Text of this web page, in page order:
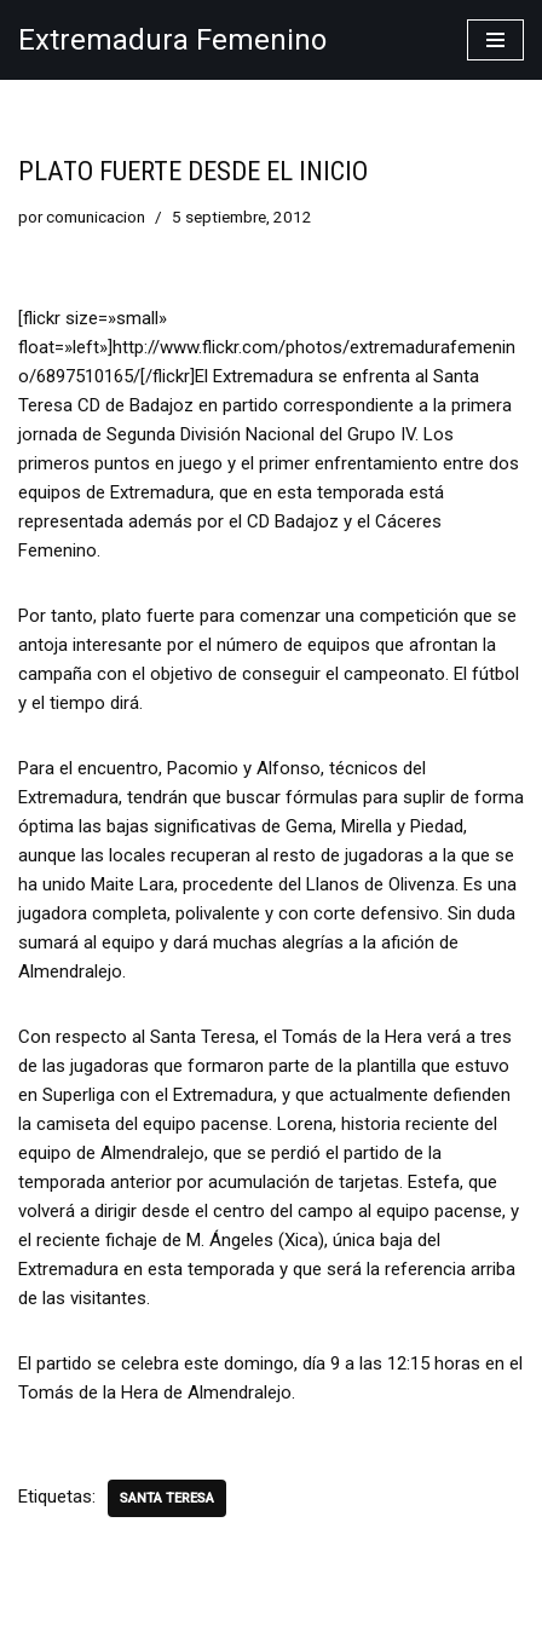
Extremadura Femenino
PLATO FUERTE DESDE EL INICIO
porcomunicacion 5 septiembre, 2012
[flickr size=»small»
float=»left»]http://www.flickr.com/photos/extremadurafemenin
o/6897510165/[/flickr]El Extremadura se enfrenta al Santa
Teresa CD de Badajoz en partido correspondiente a la primera
jornada de Segunda División Nacional del Grupo IV. Los
primeros puntos en juego y el primer enfrentamiento entre dos
equipos de Extremadura, que en esta temporada está
representada además por el CD Badajoz y el Cáceres
Femenino.
Por tanto, plato fuerte para comenzar una competición que se
antoja interesante por el número de equipos que afrontan la
campaña con el objetivo de conseguir el campeonato. El fútbol
y el tiempo dirá.
Para el encuentro, Pacomio y Alfonso, técnicos del
Extremadura, tendrán que buscar fórmulas para suplir de forma
óptima las bajas significativas de Gema, Mirella y Piedad,
aunque las locales recuperan al resto de jugadoras a la que se
ha unido Maite Lara, procedente del Llanos de Olivenza. Es una
jugadora completa, polivalente y con corte defensivo. Sin duda
sumará al equipo y dará muchas alegrías a la afición de
Almendralejo.
Con respecto al Santa Teresa, el Tomás de la Hera verá a tres
de las jugadoras que formaron parte de la plantilla que estuvo
en Superliga con el Extremadura, y que actualmente defienden
la camiseta del equipo pacense. Lorena, historia reciente del
equipo de Almendralejo, que se perdió el partido de la
temporada anterior por acumulación de tarjetas. Estefa, que
volverá a dirigir desde el centro del campo al equipo pacense, y
el reciente fichaje de M. Ángeles (Xica), única baja del
Extremadura en esta temporada y que será la referencia arriba
de las visitantes.
El partido se celebra este domingo, día 9 a las 12:15 horas en el
Tomás de la Hera de Almendralejo.
Etiquetas: SANTA TERESA